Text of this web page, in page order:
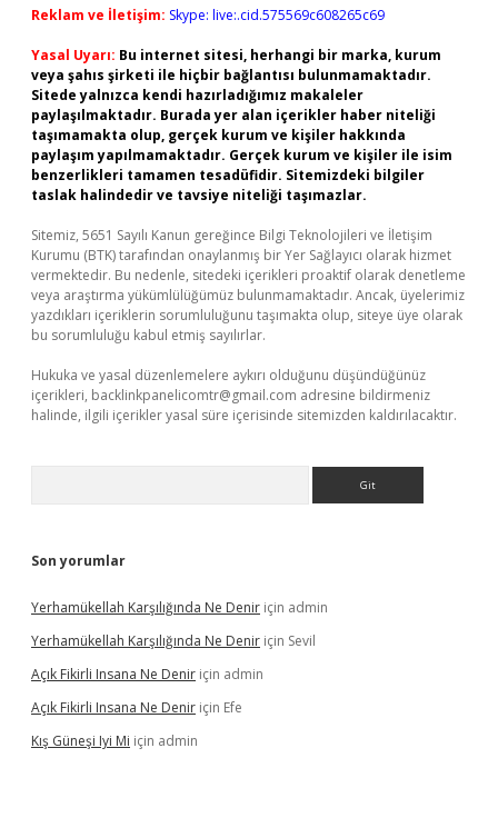
Reklam ve İletişim: Skype: live:.cid.575569c608265c69
Yasal Uyarı: Bu internet sitesi, herhangi bir marka, kurum
veya şahıs şirketi ile hiçbir bağlantısı bulunmamaktadır.
Sitede yalnızca kendi hazırladığımız makaleler
paylaşılmaktadır. Burada yer alan içerikler haber niteliği
taşımamakta olup, gerçek kurum ve kişiler hakkında
paylaşım yapılmamaktadır. Gerçek kurum ve kişiler ile isim
benzerlikleri tamamen tesadüfidir. Sitemizdeki bilgiler
taslak halindedir ve tavsiye niteliği taşımazlar.
Sitemiz, 5651 Sayılı Kanun gereğince Bilgi Teknolojileri ve İletişim
Kurumu (BTK) tarafından onaylanmış bir Yer Sağlayıcı olarak hizmet
vermektedir. Bu nedenle, sitedeki içerikleri proaktif olarak denetleme
veya araştırma yükümlülüğümüz bulunmamaktadır. Ancak, üyelerimiz
yazdıkları içeriklerin sorumluluğunu taşımakta olup, siteye üye olarak
bu sorumluluğu kabul etmiş sayılırlar.
Hukuka ve yasal düzenlemelere aykırı olduğunu düşündüğünüz
içerikleri, backlinkpanelicomtr@gmail.com adresine bildirmeniz
halinde, ilgili içerikler yasal süre içerisinde sitemizden kaldırılacaktır.
Son yorumlar
Yerhamükellah Karşılığında Ne Denir için admin
Yerhamükellah Karşılığında Ne Denir için Sevil
Açık Fikirli Insana Ne Denir için admin
Açık Fikirli Insana Ne Denir için Efe
Kış Güneşi Iyi Mi için admin